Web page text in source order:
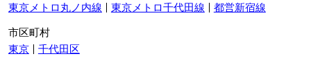
東京メトロ丸ノ内線
東京メトロ千代田線 都営新宿線
市区町村
東京
千代田区